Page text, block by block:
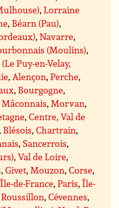
,Lorraine
, Béarn (Pau),
,Navarre,
(Moulins),
Puy-en-Velay,
, Alençon,Perche,
, Bourgogne,
Mâconnais, Morvan,
,Centre, Val de
, Blésois,Chartrain,
, Sancerrois,
,Val de Loire,
,Givet, Mouzon,Corse,
de-France,Paris,Île-
,Cévennes,